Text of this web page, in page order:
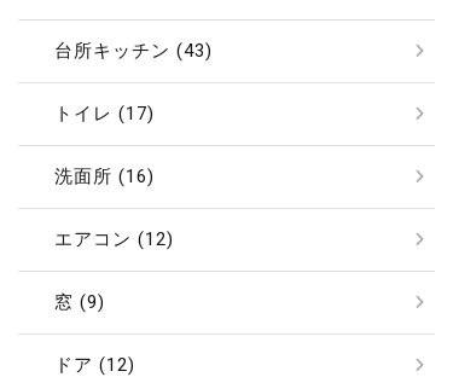
台所キッチン (43)
トイレ (17)
洗面所 (16)
エアコン (12)
窓 (9)
ドア (12)